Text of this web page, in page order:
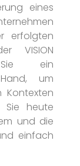
eines
erfolgten
VISION
ein
um
Kontexten
Sie heute
und die
einfach